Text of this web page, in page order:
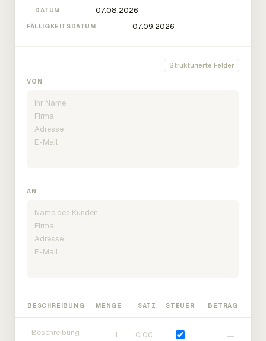
DATUM
FÄLLIGKEITSDATUM
Strukturierte Felder
VON
AN
BESCHREIBUNG MENGE SATZ STEUER BETRAG
—